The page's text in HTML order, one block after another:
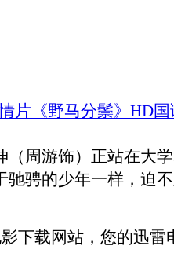
片《野马分鬃》HD
（周游饰）正站在大
驰骋的少年一样，迫
下载网站，您的迅雷